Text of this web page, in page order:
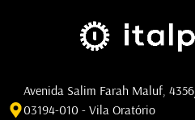
Avenida Salim Farah Maluf,
03194-010 - Vila Oratório